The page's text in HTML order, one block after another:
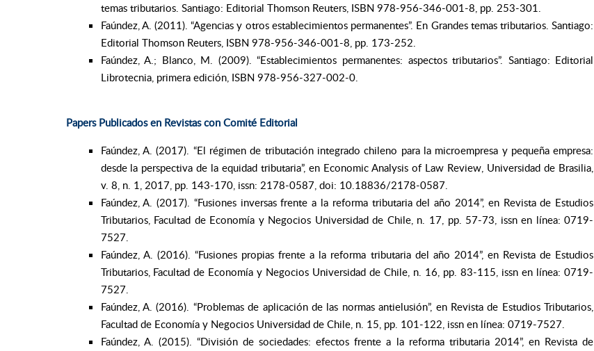
temas tributarios. Santiago: Editorial Thomson Reuters, ISBN 978-956-346-001-8, pp. 253-301.
Faúndez, A. (2011). “Agencias y otros establecimientos permanentes”. En Grandes temas tributarios. Santiago:
Editorial Thomson Reuters, ISBN 978-956-346-001-8, pp. 173-252.
Faúndez, A.; Blanco, M. (2009). “Establecimientos permanentes: aspectos tributarios”. Santiago: Editorial
Librotecnia, primera edición, ISBN 978-956-327-002-0.
Papers Publicados en Revistas con Comité Editorial
Faúndez, A. (2017). “El régimen de tributación integrado chileno para la microempresa y pequeña empresa:
desde la perspectiva de la equidad tributaria”, en Economic Analysis of Law Review, Universidad de Brasilia,
v. 8, n. 1, 2017, pp. 143-170, issn: 2178-0587, doi: 10.18836/2178-0587.
Faúndez, A. (2017). “Fusiones inversas frente a la reforma tributaria del año 2014”, en Revista de Estudios
Tributarios, Facultad de Economía y Negocios Universidad de Chile, n. 17, pp. 57-73, issn en línea: 0719-
7527.
Faúndez, A. (2016). “Fusiones propias frente a la reforma tributaria del año 2014”, en Revista de Estudios
Tributarios, Facultad de Economía y Negocios Universidad de Chile, n. 16, pp. 83-115, issn en línea: 0719-
7527.
Faúndez, A. (2016). “Problemas de aplicación de las normas antielusión”, en Revista de Estudios Tributarios,
Facultad de Economía y Negocios Universidad de Chile, n. 15, pp. 101-122, issn en línea: 0719-7527.
Faúndez, A. (2015). “División de sociedades: efectos frente a la reforma tributaria 2014”, en Revista de